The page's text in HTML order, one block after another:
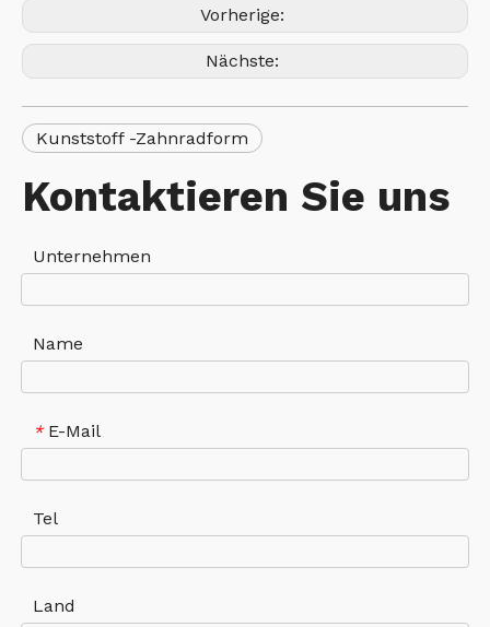
Vorherige:
Nächste:
Kunststoff -Zahnradform
Kontaktieren Sie uns
Unternehmen
Name
* E-Mail
Tel
Land